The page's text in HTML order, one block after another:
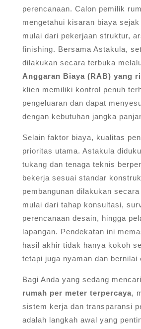
perencanaan. Calon pemilik
mengetahui kisaran biaya sejak
mulai dari pekerjaan struktur,
finishing. Bersama Astakula,
dilakukan secara terbuka
Anggaran Biaya (RAB) yang
klien memiliki kontrol penuh
pengeluaran dan dapat
dengan kebutuhan jangka
Selain faktor biaya, kualitas
prioritas utama. Astakula
tukang dan tenaga teknis
bekerja sesuai standar
pembangunan dilakukan
mulai dari tahap konsultasi,
perencanaan desain, hingga
lapangan. Pendekatan ini
hasil akhir tidak hanya kokoh
tetapi juga nyaman dan bernilai
Bagi Anda yang sedang mencari
rumah per meter terpercaya,
sistem kerja dan transparansi
adalah langkah awal yang